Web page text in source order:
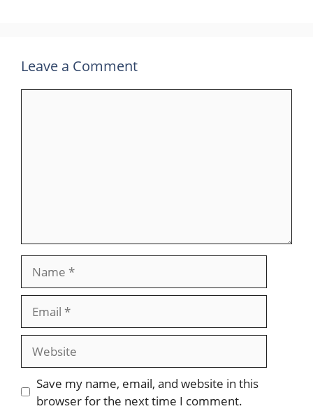
Leave a Comment
Website
Save my name, email, and website in this
browser for the next time I comment.